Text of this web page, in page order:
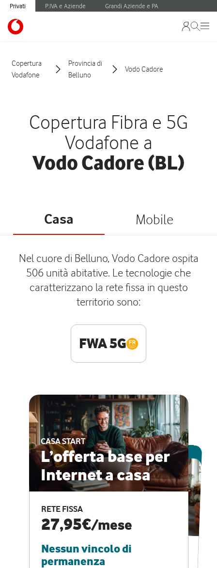
Privati P.IVA e Aziende Grandi Aziende e PA
Copertura
Vodafone
Provincia di
Belluno
Vodo Cadore
Copertura Fibra e 5G
Vodafone a
Vodo Cadore (BL)
Casa Mobile
Nel cuore di Belluno, Vodo Cadore ospita
506 unità abitative. Le tecnologie che
caratterizzano la rete fissa in questo
territorio sono:
FWA 5G
CASA START
L’offerta base per
Internet a casa
RETE FISSA
27,95€/mese
Nessun vincolo di
permanenza
ESCLUSIVA ONLINE
CASA PRO
Internet veloce e
vantaggi speciali
RETE FISSA + VODAFONE CLUB
29,95€